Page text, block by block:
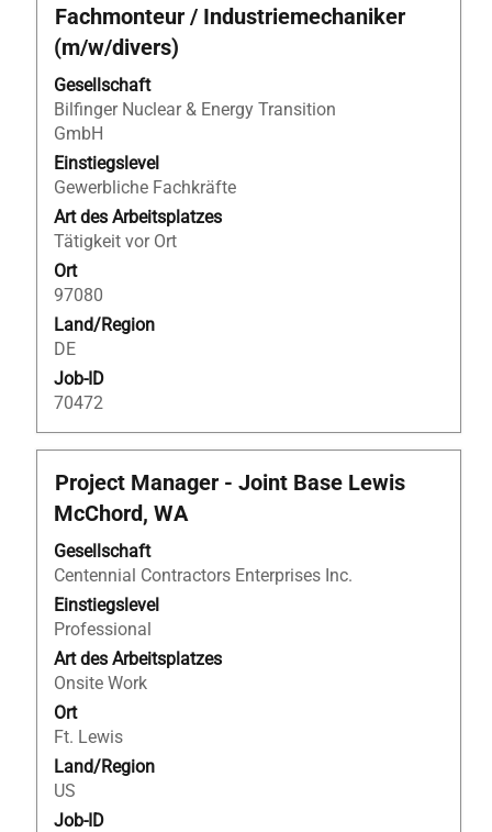
Stellenbezeichnung
Fachmonteur / Industriemechaniker
(m/w/divers)
Gesellschaft
Bilfinger Nuclear & Energy Transition
GmbH
Einstiegslevel
Gewerbliche Fachkräfte
Art des Arbeitsplatzes
Tätigkeit vor Ort
Ort
97080
Land/Region
DE
Job-ID
70472
Drücken
Sie
die
Leertaste,
um
die
Stelleninformationen
vollständig
anzuzeigen.
Stellenbezeichnung
Project Manager - Joint Base Lewis
McChord, WA
Gesellschaft
Centennial Contractors Enterprises Inc.
Einstiegslevel
Professional
Art des Arbeitsplatzes
Onsite Work
Ort
Ft. Lewis
Land/Region
US
Job-ID
Drücken
Sie
die
Leertaste,
um
die
Stelleninformationen
vollständig
anzuzeigen.